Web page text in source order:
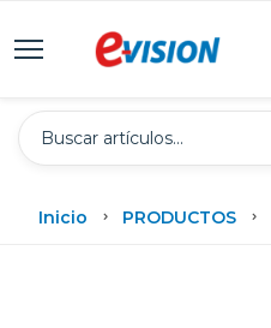
Inicio PRODUCTOS